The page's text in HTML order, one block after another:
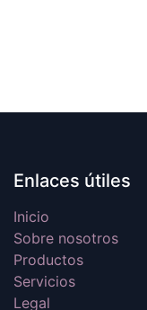
Enlaces útiles
Inicio
Sobre nosotros
Productos
Servicios
Legal